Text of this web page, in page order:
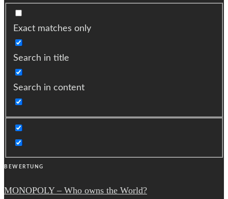
Exact matches only
Search in title
Search in content
BEWERTUNG
MONOPOLY – Who owns the World?